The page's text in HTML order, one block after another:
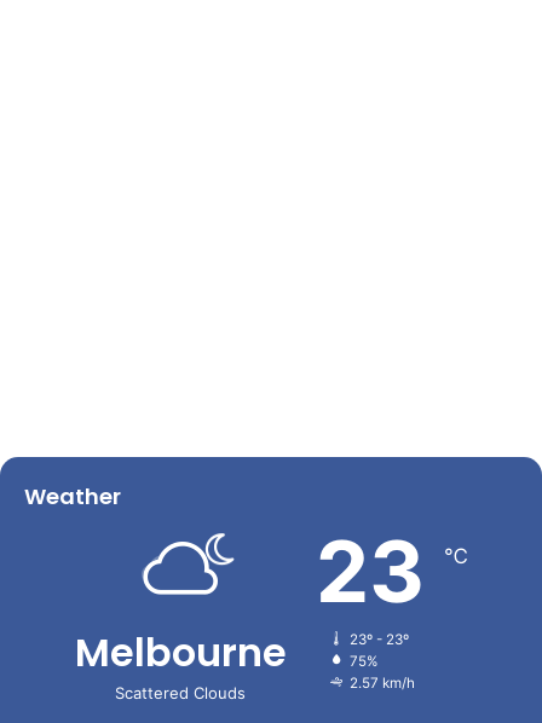
Weather
Melbourne
Scattered Clouds
23 ℃
23º - 23º
75%
2.57 km/h